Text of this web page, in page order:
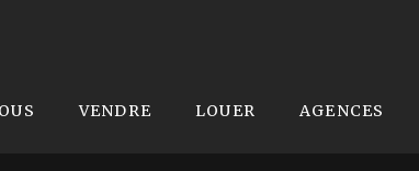
VENDRE LOUER AGENCES